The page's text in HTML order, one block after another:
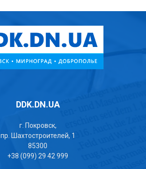
DDK.DN.UA
г. Покровск,
пр. Шахтостроителей, 1
85300
+38 (099) 29 42 999